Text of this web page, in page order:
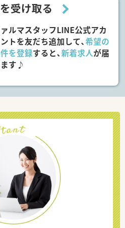
受け取る
ルマスタッフLINE公式アカ
トを友だち追加して、希望の
を登録すると、新着求人が届
す♪